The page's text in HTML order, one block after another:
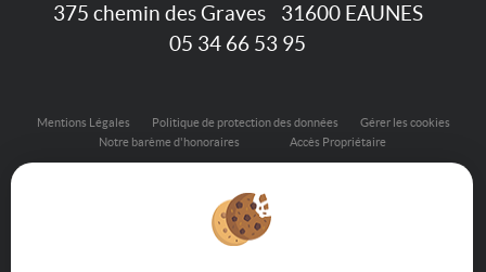
375 chemin des Graves
31600 EAUNES
05 34 66 53 95
Mentions Légales Politique de protection des données
Gérer les cookies
Notre barème d'honoraires
Accès Propriétaire